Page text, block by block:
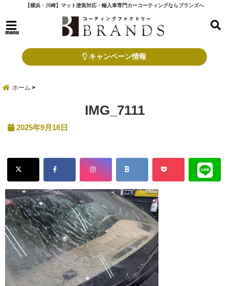
【横浜・川崎】マット塗装対応・輸入車専門カーコーティングならブランズへ
menu
キャンペーン情報
ホーム
IMG_7111
2025年9月16日